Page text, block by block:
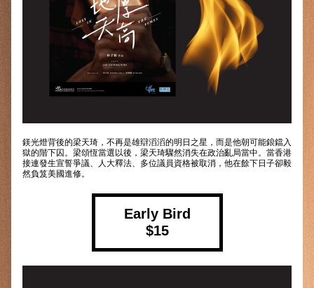
鎂光燈背後的梁天琦，不再是雄辯滔滔的明日之星，而是他朝可能鋃鐺入
獄的階下囚。梁頌恆當選以後，梁天琦驟然消失在政治亂局當中。當香港
接連發生宣誓爭議、人大釋法、多位議員資格被取消，他在餘下日子卻毅
然負笈美國進修。
Early Bird
$15